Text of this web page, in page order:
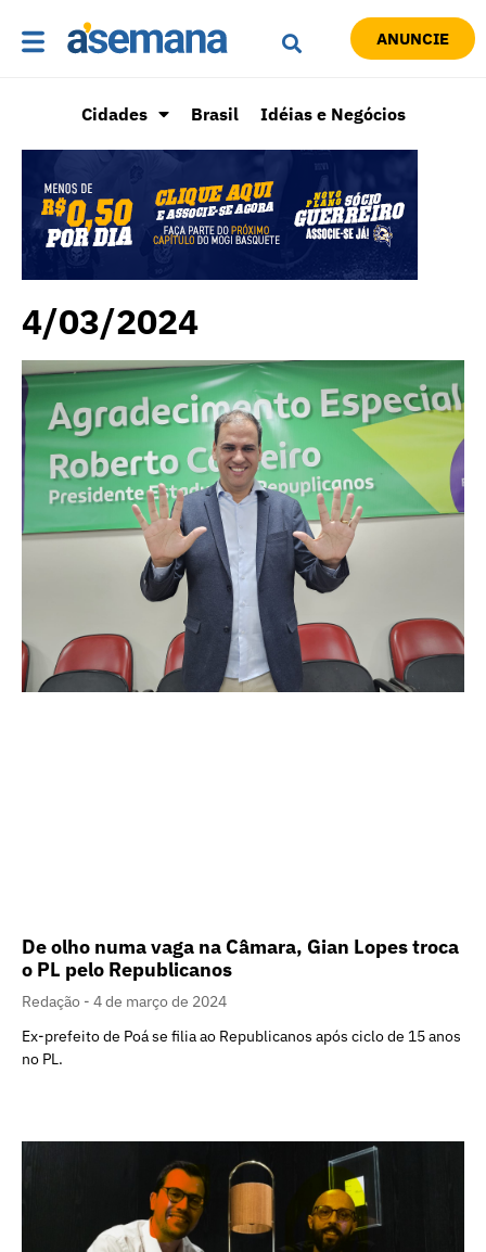
ANUNCIE
Cidades Brasil Idéias e Negócios
4/03/2024
De olho numa vaga na Câmara, Gian Lopes troca
o PL pelo Republicanos
Redação
4 de março de 2024
Ex-prefeito de Poá se filia ao Republicanos após ciclo de 15 anos
no PL.